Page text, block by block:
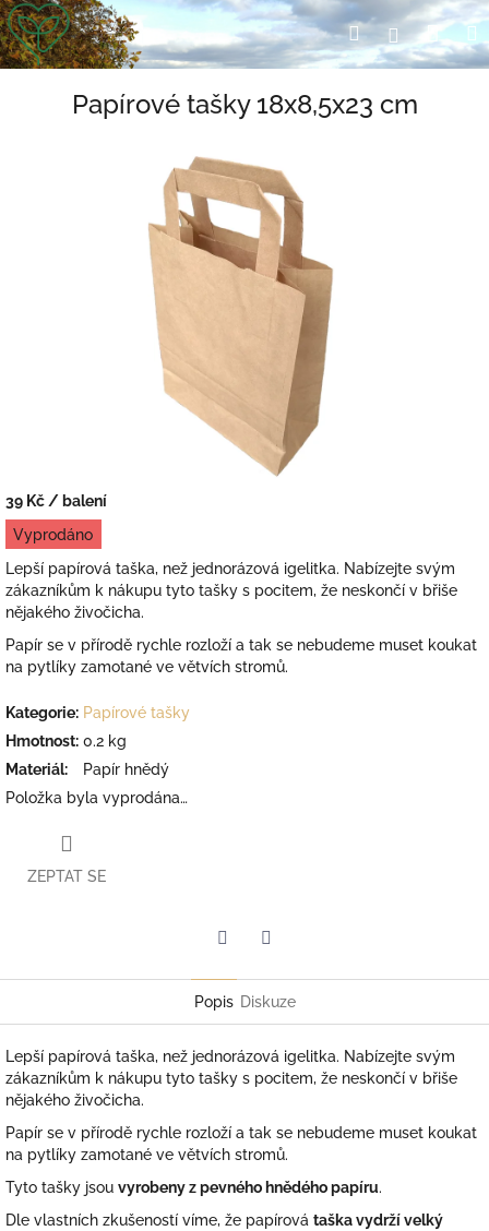
Přejít
na
obsah
HledatPřihlášení
Papírové tašky 18x8,5x23 cm
39 Kč / balení
Měrná
cena:
Vyprodáno
Lepší papírová taška, než jednorázová igelitka. Nabízejte svým
zákazníkům k nákupu tyto tašky s pocitem, že neskončí v břiše
nějakého živočicha.
Papír se v přírodě rychle rozloží a tak se nebudeme muset koukat
na pytlíky zamotané ve větvích stromů.
Kategorie: Papírové tašky
Hmotnost: 0.2 kg
Materiál:
Papír hnědý
Položka byla vyprodána…
ZEPTAT SE
Popis Diskuze
Lepší papírová taška, než jednorázová igelitka. Nabízejte svým
zákazníkům k nákupu tyto tašky s pocitem, že neskončí v břiše
nějakého živočicha.
Papír se v přírodě rychle rozloží a tak se nebudeme muset koukat
na pytlíky zamotané ve větvích stromů.
Tyto tašky jsou vyrobeny z pevného hnědého papíru.
Dle vlastních zkušeností víme, že papírová taška vydrží velký